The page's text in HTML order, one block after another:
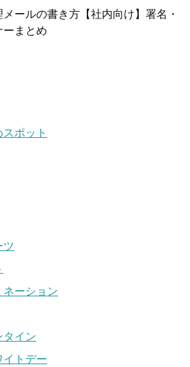
メールの書き方【社内向け】署名・
ーまとめ
ポット
ツ
ネーション
タイン
イトデー